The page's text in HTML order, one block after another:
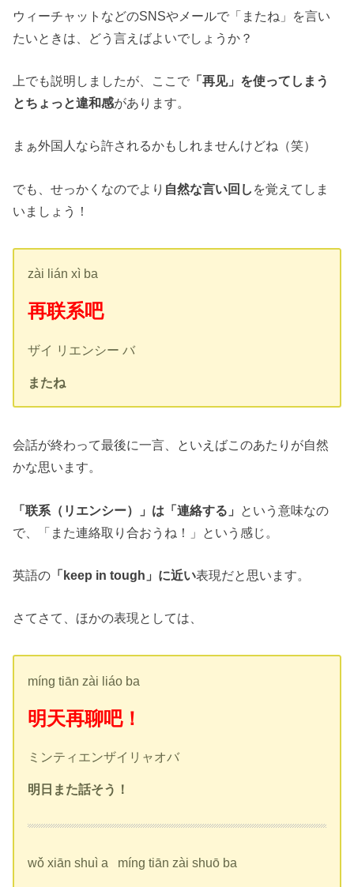
ウィーチャットなどのSNSやメールで「またね」を言い
たいときは、どう言えばよいでしょうか？
上でも説明しましたが、ここで 「再见」を使ってしまう
とちょっと違和感があります。
まぁ外国人なら許されるかもしれませんけどね（笑）
でも、せっかくなのでより 自然な言い回し を覚えてしま
いましょう！
zài lián xì ba
再联系吧
ザイ リエンシー バ
またね
会話が終わって最後に一言、といえばこのあたりが自然
かな思います。
「联系（リエンシー）」は「連絡する」
という意味なの
で、「また連絡取り合おうね！」という感じ。
英語の 「keep in tough」に近い表現だと思います。
さてさて、ほかの表現としては、
míng tiān zài liáo ba
明天再聊吧！
ミンティエンザイリャオバ
明日また話そう！
wǒ xiān shuì a míng tiān zài shuō ba